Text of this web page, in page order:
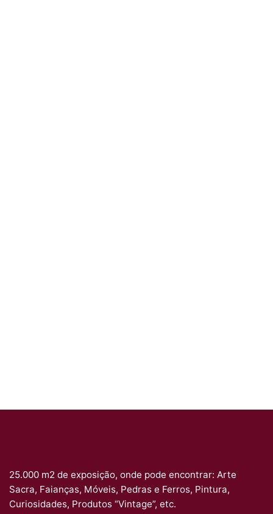
25.000 m2 de exposição, onde pode encontrar: Arte
Sacra, Faianças, Móveis, Pedras e Ferros, Pintura,
Curiosidades, Produtos “Vintage”, etc.